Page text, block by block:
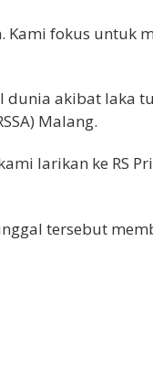
fokus untuk
akibat laka
Malang.
larikan ke RS
tersebut